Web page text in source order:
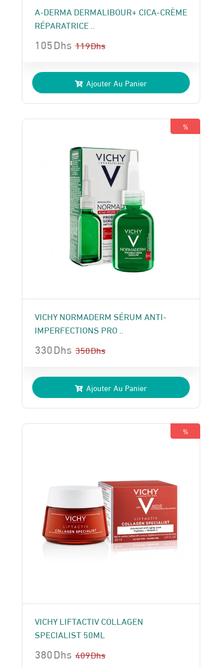
A-DERMA DERMALIBOUR+ CICA-CRÈME
RÉPARATRICE ..
119Dhs
prix
initial
était :
119 Dhs.
105Dhs
prix
actuel
est :
105 Dhs.
Ajouter Au Panier
%
VICHY NORMADERM SÉRUM ANTI-
IMPERFECTIONS PRO ..
350Dhs
prix
initial
était :
350 Dhs.
330Dhs
prix
actuel
est :
330 Dhs.
Ajouter Au Panier
%
VICHY LIFTACTIV COLLAGEN
SPECIALIST 50ML
409Dhs
380Dhs